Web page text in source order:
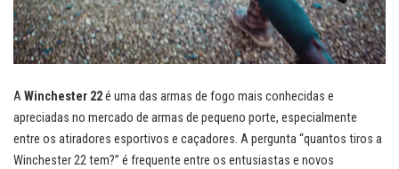
AWinchester 22é uma das armas de fogo mais conhecidas e
apreciadas no mercado de armas de pequeno porte, especialmente
entre os atiradores esportivos e caçadores. A pergunta “quantos tiros a
Winchester 22 tem?” é frequente entre os entusiastas e novos